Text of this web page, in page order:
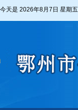
今天是 2026年8月7日 星期五